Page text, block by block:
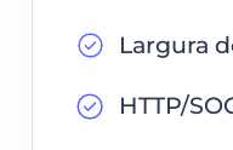
Largura
HTTP/